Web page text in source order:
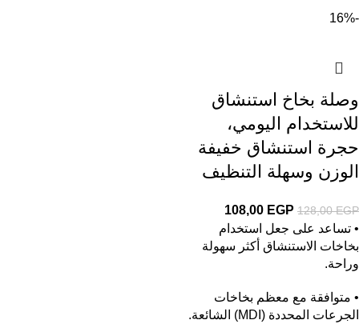
-16%
وصلة بخاخ استنشاق
للاستخدام اليومي،
حجرة استنشاق خفيفة
الوزن وسهلة التنظيف
128,00EGP
108,00 EGP
• تساعد على جعل استخدام
بخاخات الاستنشاق أكثر سهولة
وراحة.
• متوافقة مع معظم بخاخات
الجرعات المحددة (MDI) الشائعة.